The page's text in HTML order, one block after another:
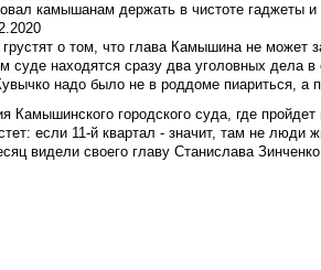
камышанам держать в чистоте гаджеты
грустят о том, что глава Камышина не может
суде находятся сразу два уголовных дела
надо было не в роддоме пиариться, а
Камышинского городского суда, где
если 11-й квартал - значит, там не люди
видели своего главу Станислава Зинченко